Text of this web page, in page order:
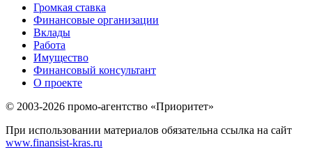
Громкая ставка
Финансовые организации
Вклады
Работа
Имущество
Финансовый консультант
О проекте
© 2003-2026 промо-агентство «Приоритет»
При использовании материалов обязательна ссылка на сайт
www.finansist-kras.ru